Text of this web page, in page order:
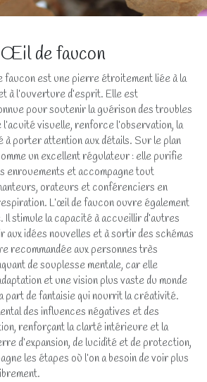
de faucon
faucon est une pierre étroitement liée à la
à l’ouverture d’esprit. Elle est
pour soutenir la guérison des troubles
l’acuité visuelle, renforce l’observation, la
à porter attention aux détails. Sur le plan
un excellent régulateur : elle purifie
enrouements et accompagne tout
orateurs et conférenciers en
L’œil de faucon ouvre également
Il stimule la capacité à accueillir d’autres
aux idées nouvelles et à sortir des schémas
recommandée aux personnes très
de souplesse mentale, car elle
et une vision plus vaste du monde
de fantaisie qui nourrit la créativité.
des influences négatives et des
renforçant la clarté intérieure et la
d’expansion, de lucidité et de protection,
les étapes où l’on a besoin de voir plus